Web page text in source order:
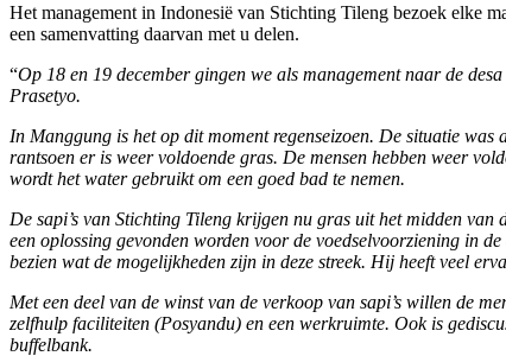
Het management in Indonesië van Stichting Tileng bezoek elke
een samenvatting daarvan met u delen.
“Op 18 en 19 december gingen we als management naar de
Prasetyo.
In Manggung is het op dit moment regenseizoen. De situatie
rantsoen er is weer voldoende gras. De mensen hebben weer
wordt het water gebruikt om een goed bad te nemen.
De sapi’s van Stichting Tileng krijgen nu gras uit het midden
een oplossing gevonden worden voor de voedselvoorziening in
bezien wat de mogelijkheden zijn in deze streek. Hij heeft veel
Met een deel van de winst van de verkoop van sapi’s willen de
zelfhulp faciliteiten (Posyandu) en een werkruimte. Ook is
buffelbank.